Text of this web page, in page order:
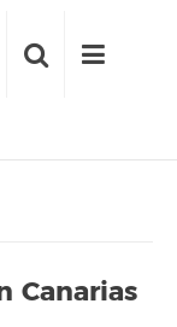
Canarias